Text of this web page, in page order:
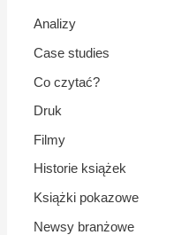
Analizy
Case studies
Co czytać?
Druk
Filmy
Historie książek
Książki pokazowe
Newsy branżowe